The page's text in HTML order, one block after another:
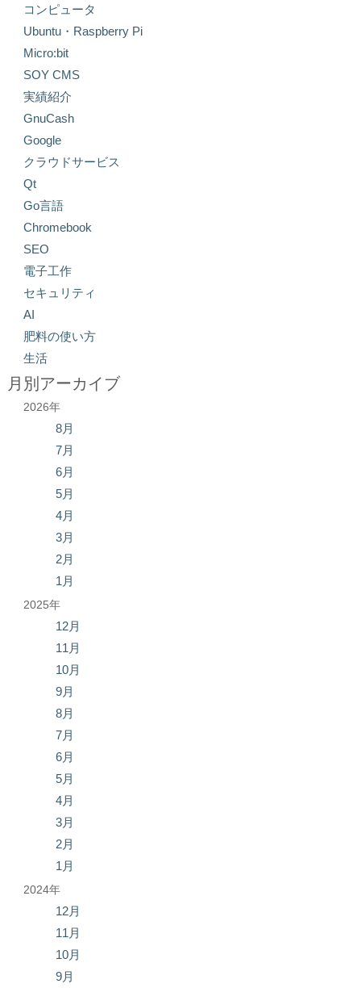
コンピュータ
Ubuntu・Raspberry Pi
Micro:bit
SOY CMS
実績紹介
GnuCash
Google
クラウドサービス
Qt
Go言語
Chromebook
SEO
電子工作
セキュリティ
AI
肥料の使い方
生活
月別アーカイブ
2026年
8月
7月
6月
5月
4月
3月
2月
1月
2025年
12月
11月
10月
9月
8月
7月
6月
5月
4月
3月
2月
1月
2024年
12月
11月
10月
9月